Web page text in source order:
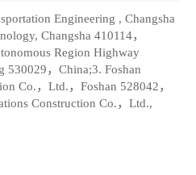
Engineering , Changsha
Changsha 410114，
Region Highway
530029，China;3. Foshan
Co.，Ltd.，Foshan 528042，
Construction Co.，Ltd.,